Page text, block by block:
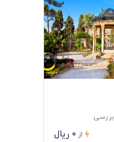
از ۰ ریال